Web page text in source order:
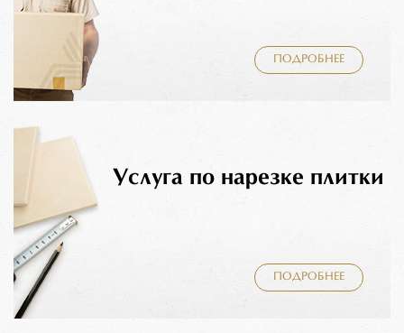
ПОДРОБНЕЕ
Услуга по нарезке плитки
ПОДРОБНЕЕ